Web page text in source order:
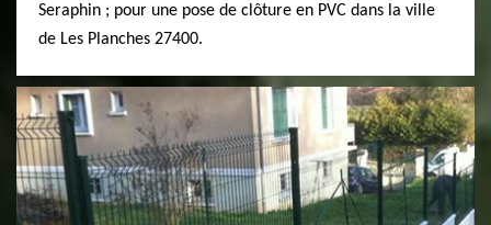
Seraphin ; pour une pose de clôture en PVC dans la ville
de Les Planches 27400.